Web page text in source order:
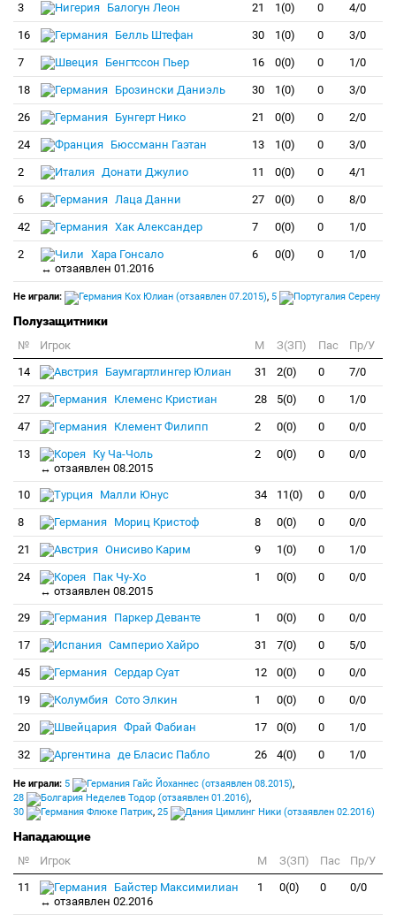
3
Балогун Леон 21 1(0) 0 4/0
16 Белль Штефан 30 1(0) 0 3/0
7 Бенгтссон Пьер 16 0(0) 0 1/0
18 Брозински Даниэль 30 1(0) 0 3/0
26 Бунгерт Нико 21 0(0) 0 2/0
24 Бюссманн Гаэтан 13 1(0) 0 3/0
2 Донати Джулио 11 0(0) 0 4/1
6 Лаца Данни 27 0(0) 0 8/0
42 Хак Александер 7 0(0) 0 1/0
2
Хара Гонсало
↔ отзаявлен 01.2016
6 0(0) 0 1/0
Не играли: Кох Юлиан (отзаявлен 07.2015), 5 Серену
Полузащитники
№ Игрок M З(ЗП) Пас
Пр/У
14
Баумгартлингер Юлиан 31 2(0) 0 7/0
27 Клеменс Кристиан 28 5(0) 0 1/0
47 Клемент Филипп 2 0(0) 0 0/0
13
Ку Ча-Чоль
↔ отзаявлен 08.2015
2 0(0) 0 0/0
10 Малли Юнус 34 11(0) 0 0/0
8 Мориц Кристоф 8 0(0) 0 0/0
21 Онисиво Карим 9 1(0) 0 1/0
24
Пак Чу-Хо
↔ отзаявлен 08.2015
1 0(0) 0 0/0
29 Паркер Деванте 1 0(0) 0 0/0
17 Самперио Хайро 31 7(0) 0 5/0
45 Сердар Суат 12 0(0) 0 0/0
19 Сото Элкин 1 0(0) 0 0/0
20 Фрай Фабиан 17 0(0) 0 1/0
32 де Бласис Пабло 26 4(0) 0 1/0
Не играли: 5 Гайс Йоханнес (отзаявлен 08.2015),
28
Неделев Тодор (отзаявлен 01.2016),
30
Флюке Патрик, 25 Цимлинг Ники (отзаявлен 02.2016)
Нападающие
№ Игрок M З(ЗП) Пас
Пр/У
11
Байстер Максимилиан
↔ отзаявлен 02.2016
1 0(0) 0 0/0